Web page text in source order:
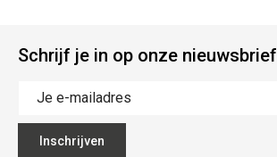
Schrijf je in op onze nieuwsbrief
Inschrijven